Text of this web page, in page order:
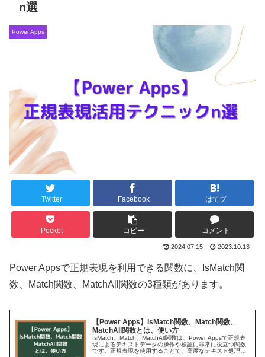
n選
Power Apps
Twitter Facebook はてブ
Pocket コピー コメント
2024.07.15 2023.10.13
Power Appsで正規表現を利用できる関数に、IsMatch関
数、Match関数、MatchAll関数の3種類があります。
【Power Apps】IsMatch関数、Match関数、
MatchAll関数とは、使い方
IsMatch、Match、MatchAll関数は、Power Appsで正規表
現によるテキストデータの操作や検証に非常に役立つ関数
です。正規表現を使用することで、高度なテキスト処理が